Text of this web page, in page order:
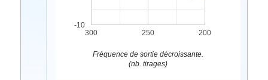
300 250 200
-10
Fréquence de sortie décroissante.
(nb. tirages)